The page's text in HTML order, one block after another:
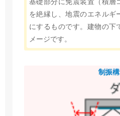
を絶縁し、地震のエネルギ
にするものです。建物の下
メージです。
制振